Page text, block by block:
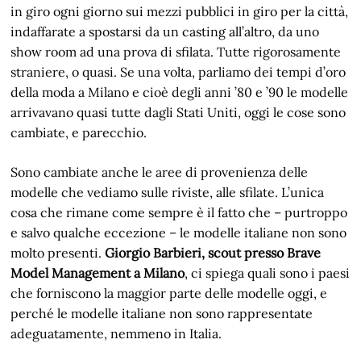
in giro ogni giorno sui mezzi pubblici in giro per la città,
indaffarate a spostarsi da un casting all’altro, da uno
show room ad una prova di sfilata. Tutte rigorosamente
straniere, o quasi. Se una volta, parliamo dei tempi d’oro
della moda a Milano e cioè degli anni ’80 e ’90 le modelle
arrivavano quasi tutte dagli Stati Uniti, oggi le cose sono
cambiate, e parecchio.
Sono cambiate anche le aree di provenienza delle
modelle che vediamo sulle riviste, alle sfilate. L’unica
cosa che rimane come sempre è il fatto che – purtroppo
e salvo qualche eccezione – le modelle italiane non sono
molto presenti.Giorgio Barbieri, scout presso Brave
Model Management a Milano, ci spiega quali sono i paesi
che forniscono la maggior parte delle modelle oggi, e
perché le modelle italiane non sono rappresentate
adeguatamente, nemmeno in Italia.